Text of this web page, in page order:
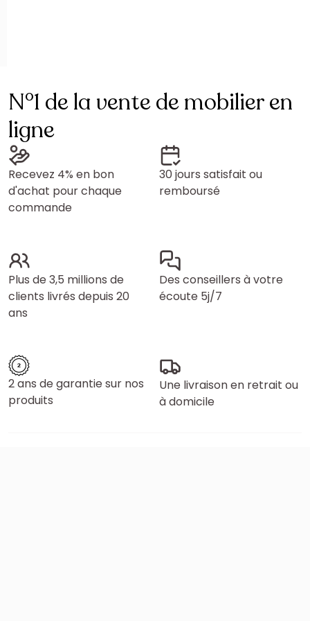
N°1 de la vente de mobilier en
ligne
Recevez 4% en bon
d'achat pour chaque
commande
30 jours satisfait ou
remboursé
Plus de 3,5 millions de
clients livrés depuis 20
ans
Des conseillers à votre
écoute 5j/7
2 ans de garantie sur nos
produits
Une livraison en retrait ou
à domicile